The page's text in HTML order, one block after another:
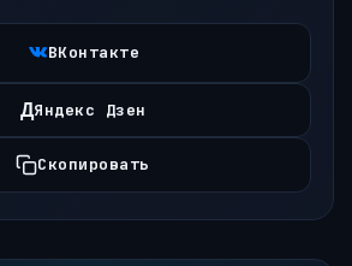
ВКонтакте
ДЯндекс Дзен
Скопировать